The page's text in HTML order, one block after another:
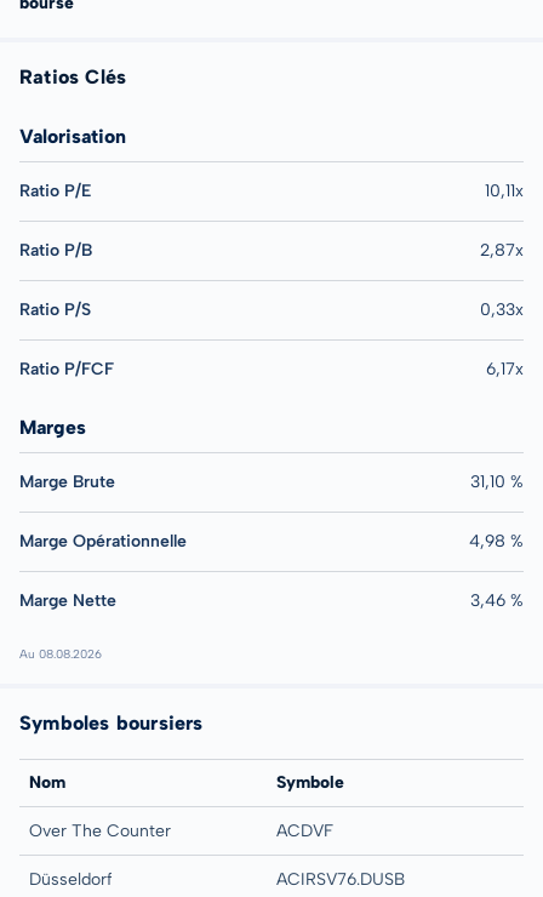
Ratios Clés
Valorisation
Ratio P/E 10,11x
Ratio P/B 2,87x
Ratio P/S 0,33x
Ratio P/FCF 6,17x
Marges
Marge Brute 31,10 %
Marge Opérationnelle 4,98 %
Marge Nette 3,46 %
Au 08.08.2026
Symboles boursiers
Nom Symbole
Over The Counter ACDVF
Düsseldorf ACIRSV76.DUSB